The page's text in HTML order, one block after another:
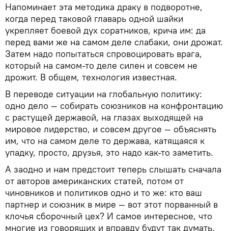
Напоминает эта методика драку в подворотне,
когда перед таковой главарь одной шайки
укрепляет боевой дух соратников, крича им: да
перед вами же на самом деле слабаки, они дрожат.
Затем надо попытаться спровоцировать врага,
который на самом-то деле силен и совсем не
дрожит. В общем, технология известная.
В переводе ситуации на глобальную политику:
одно дело — собирать союзников на конфронтацию
с растущей державой, на глазах выходящей на
мировое лидерство, и совсем другое — объяснять
им, что на самом деле то держава, катящаяся к
упадку, просто, друзья, это надо как-то заметить.
А заодно и нам предстоит теперь слышать сначала
от авторов американских статей, потом от
чиновников и политиков одно и то же: кто ваш
партнер и союзник в мире — вот этот порванный в
клочья сборочный цех? И самое интересное, что
многие из говорящих и вправду будут так думать.